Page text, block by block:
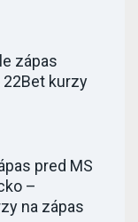
zápas
kurzy
pred MS
–
na zápas